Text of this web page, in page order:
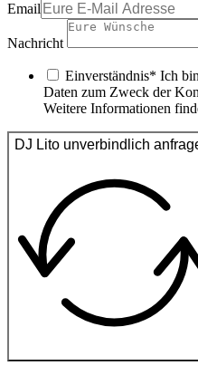
Email
Nachricht
Einverständnis* Ich
Daten zum Zweck der
Weitere Informationen
DJ Lito unverbindlich